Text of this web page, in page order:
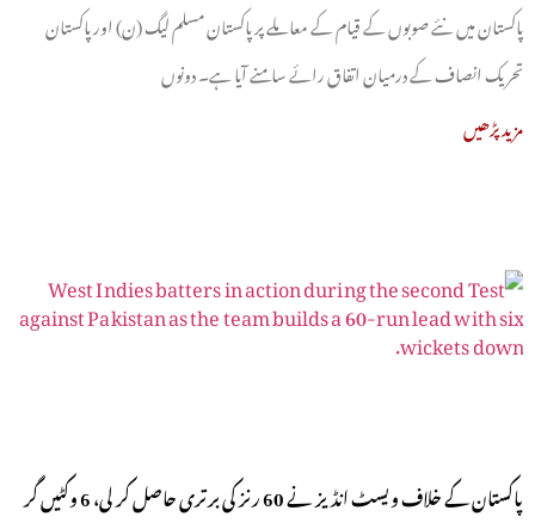
پاکستان میں نئے صوبوں کے قیام کے معاملے پر پاکستان مسلم لیگ (ن) اور پاکستان
تحریک انصاف کے درمیان اتفاق رائے سامنے آیا ہے۔ دونوں
مزید پڑھیں
پاکستان کے خلاف ویسٹ انڈیز نے 60 رنز کی برتری حاصل کر لی، 6 وکٹیں گر